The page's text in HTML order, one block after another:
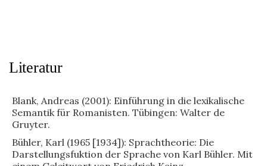
Literatur
Blank, Andreas (2001): Einführung in die lexikalische
Semantik für Romanisten. Tübingen: Walter de
Gruyter.
Bühler, Karl (1965 [1934]): Sprachtheorie: Die
Darstellungsfuktion der Sprache von Karl Bühler. Mit